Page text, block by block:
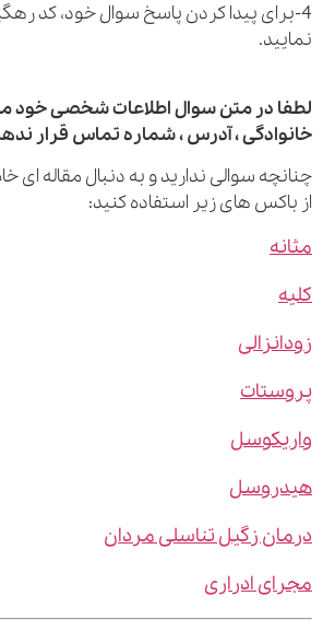
پیدا کردن پاسخ سوال خود، کد رهگیری
در متن سوال اطلاعات شخصی خود مثل
، آدرس ، شماره تماس قرار
سوالی ندارید و به دنبال مقاله ای خاص
های زیر استفاده کنید:
زگیل تناسلی مردان
ادراری